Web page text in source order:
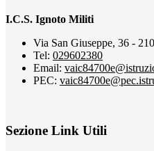
I.C.S. Ignoto Militi
Via San Giuseppe, 36 -
Tel: 029602380
Email:
PEC:
Sezione Link Utili